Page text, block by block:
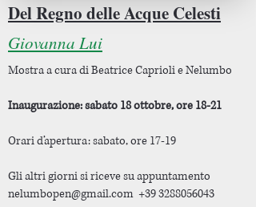
Del Regno delle Acque Celesti
Giovanna Lui
Mostra a cura di Beatrice Caprioli e Nelumbo
Inaugurazione: sabato 18 ottobre, ore 18-21
Orari d’apertura: sabato, ore 17-19
Gli altri giorni si riceve su appuntamento
nelumbopen@gmail.com +39 3288056043